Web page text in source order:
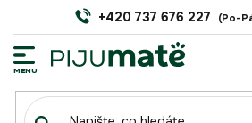
+420 737 676 227